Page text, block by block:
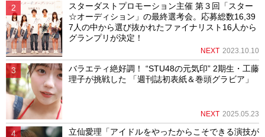
スターダストプロモーション主催 第３回「スター
☆オーディション」の最終選考会。応募総数16,39
7人の中から選び抜かれたファイナリスト16人から
グランプリが決定！
NEXT 2023.10.10
バラエティ絶好調！ “STU48の元気印” 2期生・工藤
理子が挑戦した 「週刊誌初表紙＆巻頭グラビア」
NEXT 2025.05.23
立仙愛理「アイドルをやったからこそできる演技が